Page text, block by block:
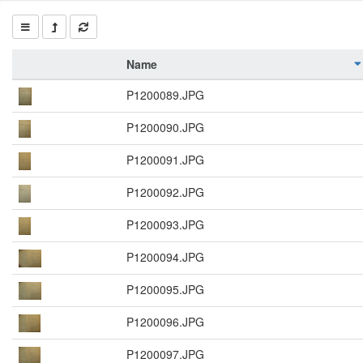
Name
P1200089.JPG
P1200090.JPG
P1200091.JPG
P1200092.JPG
P1200093.JPG
P1200094.JPG
P1200095.JPG
P1200096.JPG
P1200097.JPG